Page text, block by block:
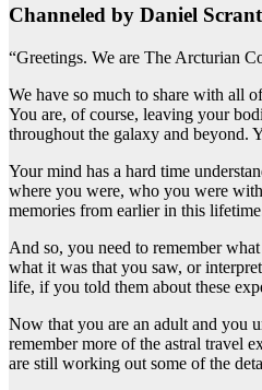
Channeled by Daniel
“Greetings. We are The Arcturian
We have so much to share with all
You are, of course, leaving your
throughout the galaxy and beyond.
Your mind has a hard time
where you were, who you were
memories from earlier in this
And so, you need to remember
what it was that you saw, or
life, if you told them about these
Now that you are an adult and you
remember more of the astral travel
are still working out some of the